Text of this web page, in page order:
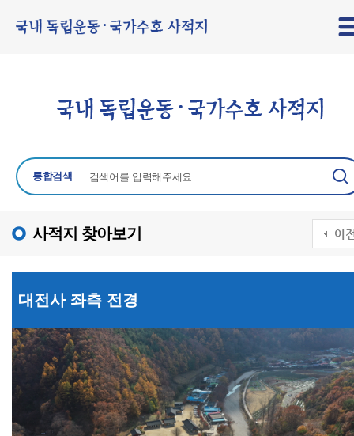
통합검색
사적지 찾아보기
대전사 좌측 전경